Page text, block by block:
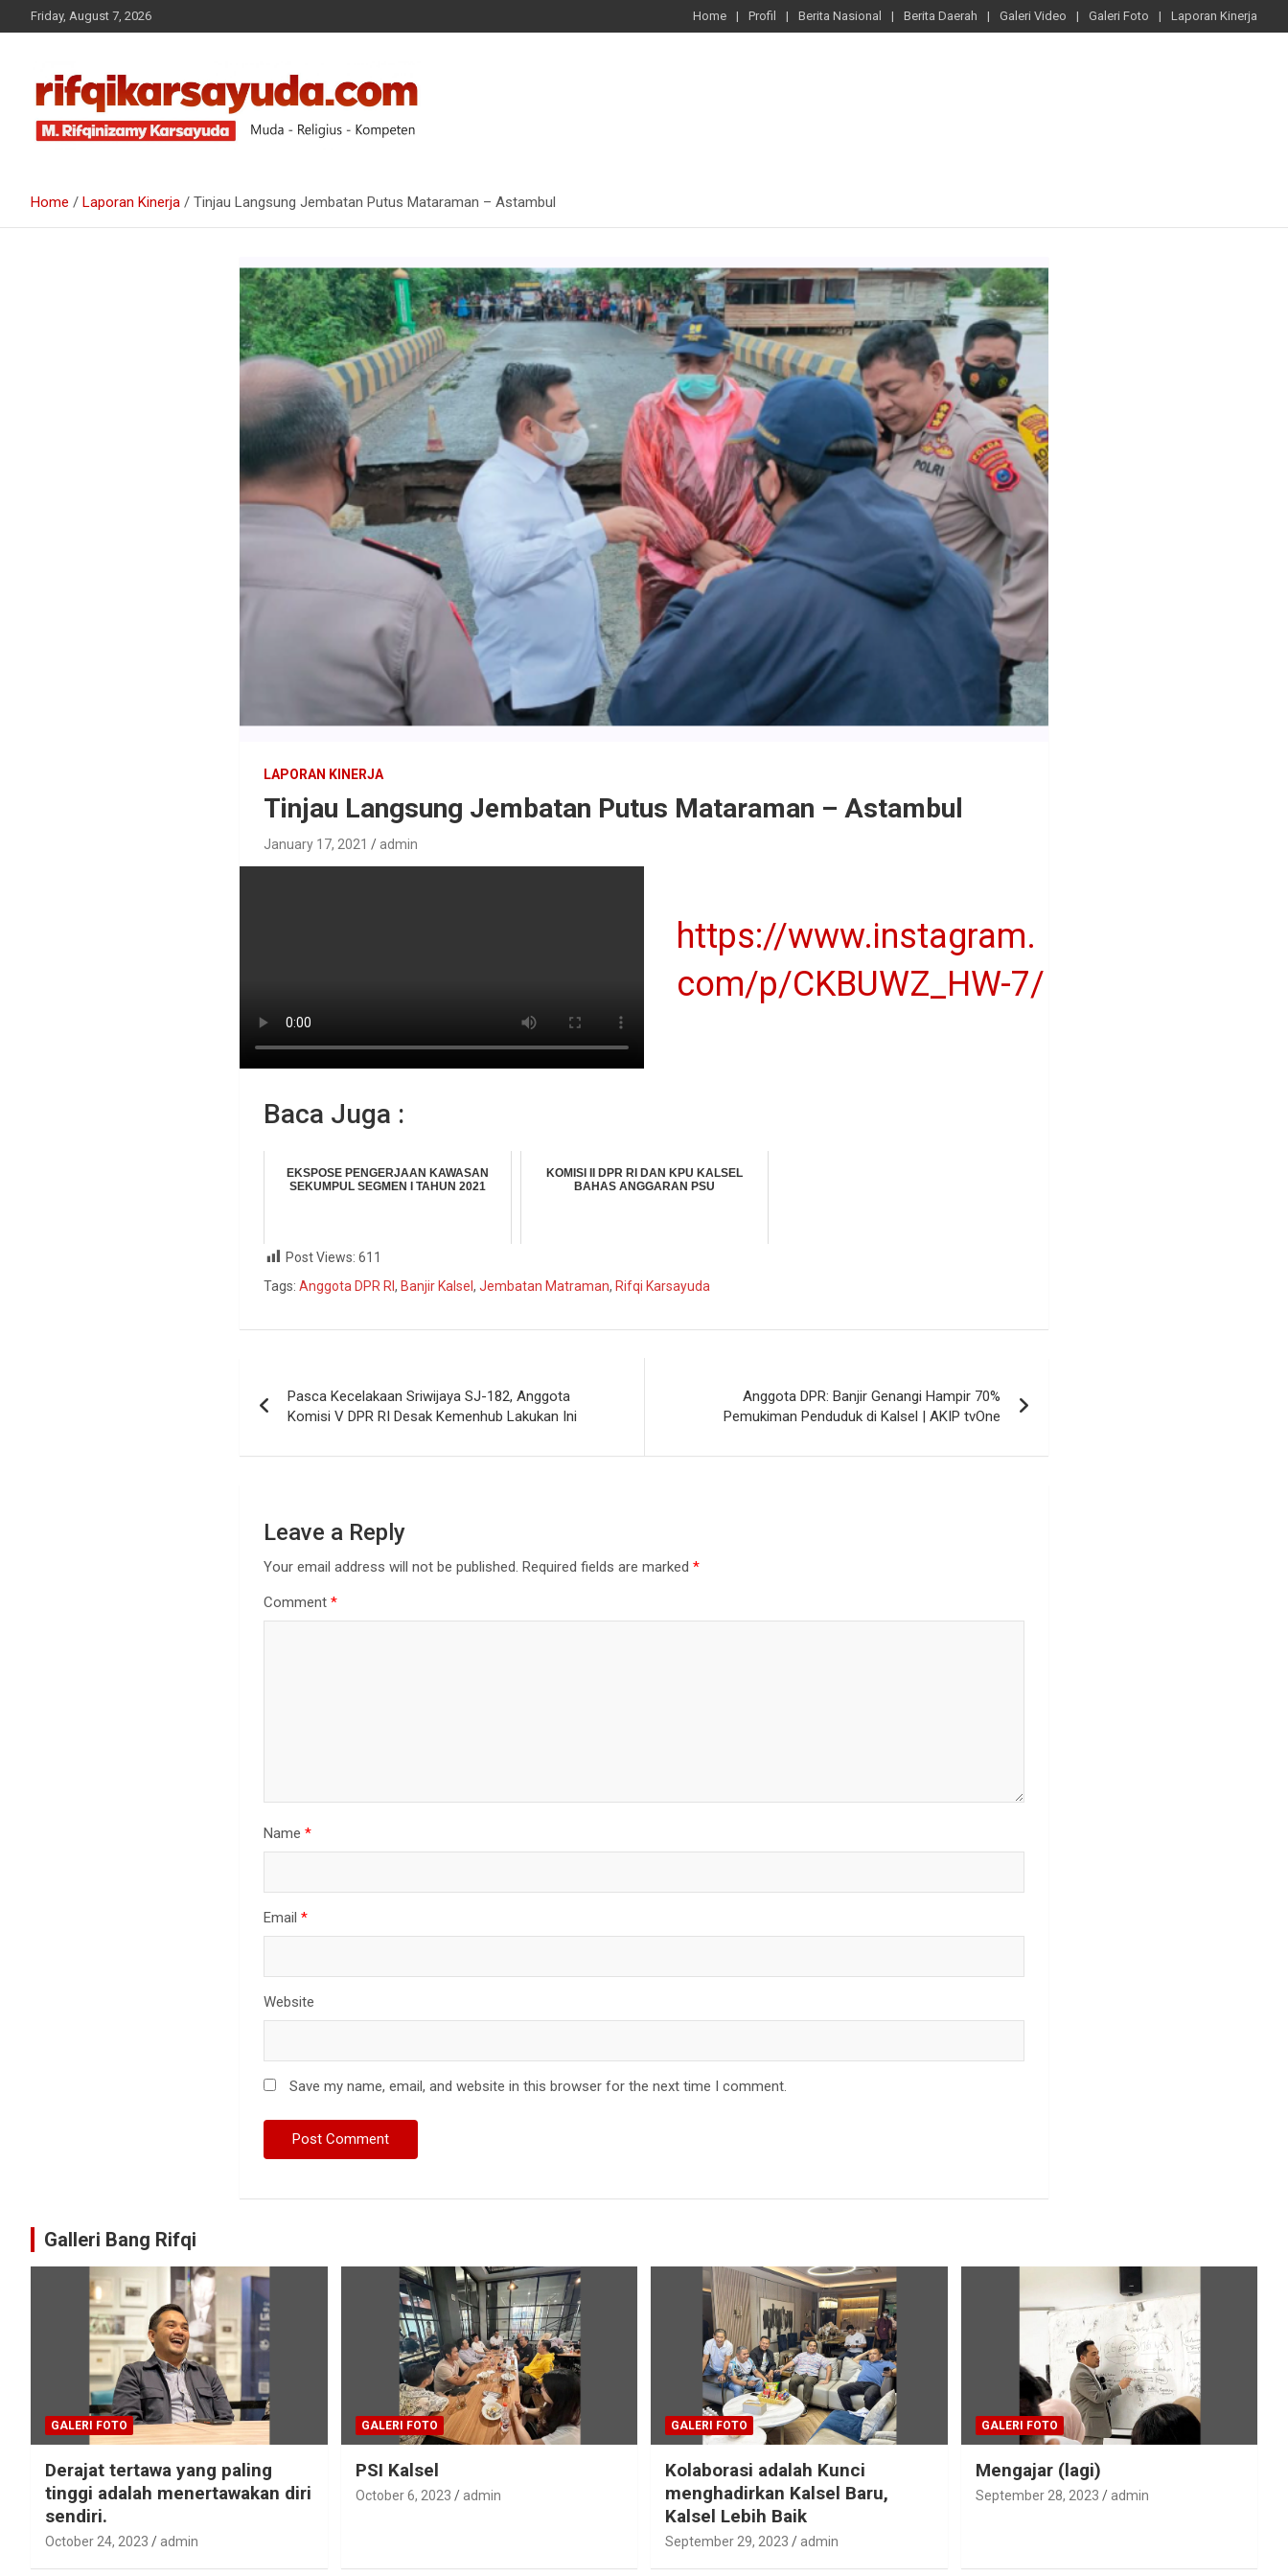
Friday, August 7, 2026 Home Profil Berita Nasional Berita Daerah Galeri Video Galeri Foto Laporan Kinerja
Home Laporan Kinerja Tinjau Langsung Jembatan Putus Mataraman – Astambul
LAPORAN KINERJA
Tinjau Langsung Jembatan Putus Mataraman – Astambul
January 17, 2021 admin
https://www.instagram.
com/p/CKBUWZ_HW-7/
Baca Juga :
EKSPOSE PENGERJAAN KAWASAN
SEKUMPUL SEGMEN I TAHUN 2021
KOMISI II DPR RI DAN KPU KALSEL
BAHAS ANGGARAN PSU
Post Views: 611
Tags: Anggota DPR RI, Banjir Kalsel,Jembatan Matraman, Rifqi Karsayuda
Pasca Kecelakaan Sriwijaya SJ-182, Anggota
Komisi V DPR RI Desak Kemenhub Lakukan Ini
Anggota DPR: Banjir Genangi Hampir 70%
Pemukiman Penduduk di Kalsel | AKIP tvOne
Leave a Reply
Your email address will not be published. Required fields are marked*
Comment*
Name*
Email*
Website
Save my name, email, and website in this browser for the next time I comment.
Galleri Bang Rifqi
GALERI FOTO
Derajat tertawa yang paling
tinggi adalah menertawakan diri
sendiri.
October 24, 2023 admin
GALERI FOTO
PSI Kalsel
October 6, 2023 admin
GALERI FOTO
Kolaborasi adalah Kunci
menghadirkan Kalsel Baru,
Kalsel Lebih Baik
September 29, 2023 admin
GALERI FOTO
Mengajar (lagi)
September 28, 2023 admin